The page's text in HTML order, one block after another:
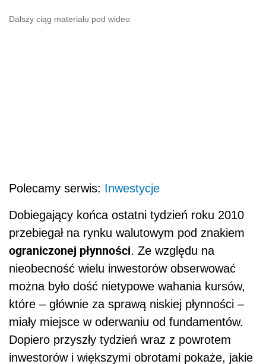
Dalszy ciąg materiału pod wideo
Polecamy serwis: Inwestycje
Dobiegający końca ostatni tydzień roku 2010
przebiegał na rynku walutowym pod znakiem
ograniczonej płynności. Ze względu na
nieobecność wielu inwestorów obserwować
można było dość nietypowe wahania kursów,
które – głównie za sprawą niskiej płynności –
miały miejsce w oderwaniu od fundamentów.
Dopiero przyszły tydzień wraz z powrotem
inwestorów i większymi obrotami pokaże, jakie